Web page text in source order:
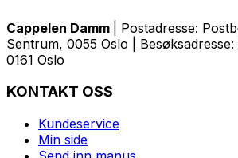
Cappelen Damm
| Postadresse:
Sentrum, 0055 Oslo |
0161 Oslo
KONTAKT OSS
Kundeservice
Min side